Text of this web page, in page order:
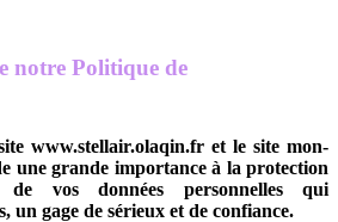
notre Politique de
www.stellair.olaqin.fr et le site mon-
une grande importance à la protection
vos données personnelles qui
un gage de sérieux et de confiance.